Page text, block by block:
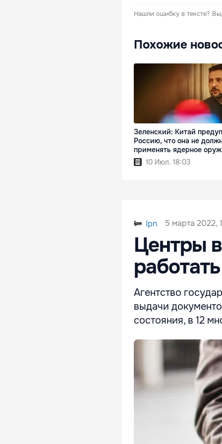
Нашли ошибку в тексте?
Похожие
Зеленский: Китай
Россию, что она не
применять ядерное
10 Июл. 18:03
Ipn 5 марта 2022,
Центры
Агентство
выдачи
состояния, в 12